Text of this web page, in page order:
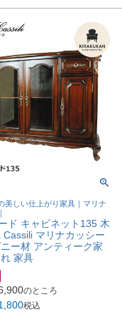
美しい仕上がり家具｜マリナ
ド キャビネット135 木
Cassili マリナカッシー
ー材 アンティーク家
家具
のところ
税込